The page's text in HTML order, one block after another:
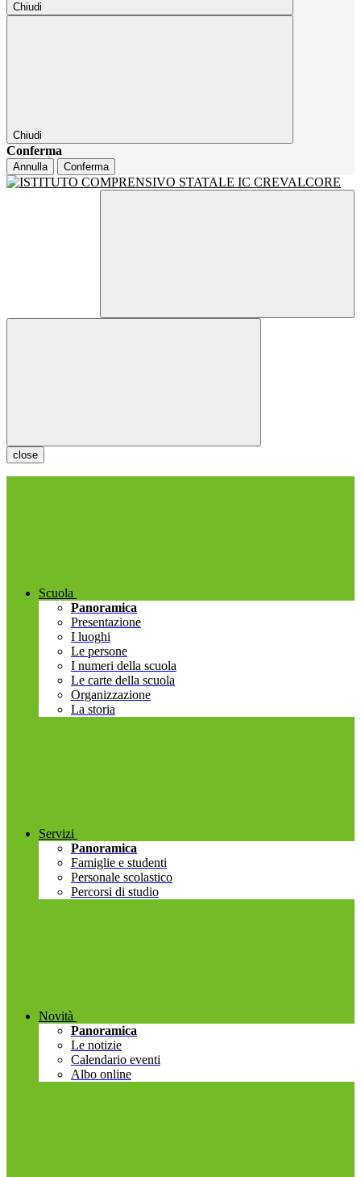
Chiudi
Chiudi
Conferma
Annulla Conferma
close
Scuola
Panoramica
Presentazione
I luoghi
Le persone
I numeri della scuola
Le carte della scuola
Organizzazione
La storia
Servizi
Panoramica
Famiglie e studenti
Personale scolastico
Percorsi di studio
Novità
Panoramica
Le notizie
Calendario eventi
Albo online